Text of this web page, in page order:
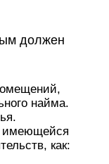
должен
найма.
имеющейся
как: